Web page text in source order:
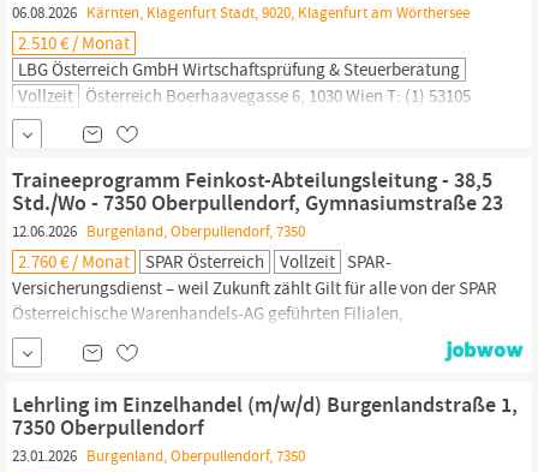
06.08.2026 Kärnten, Klagenfurt Stadt, 9020, Klagenfurt am Wörthersee
2.510 € / Monat
LBG Österreich GmbH Wirtschaftsprüfung & Steuerberatung
Vollzeit Österreich Boerhaavegasse 6, 1030 Wien T: (1) 53105
Online bewerben Job empfehlen LBG - Vielfalt an Branchen,
Rechtsformen, Unternehmensgrößen LBG Österreich Burgenland
• Eisenstadt • Großpetersdorf • Mattersburg • Neusiedl/See •
Oberpullendorf• Oberwart • Kärnten • Klagenfurt • Villach •
Wolfsberg • Niederösterreich • St. Pölten • Gänserndorf •...
Traineeprogramm Feinkost-Abteilungsleitung - 38,5
Std./Wo - 7350 Oberpullendorf, Gymnasiumstraße 23
12.06.2026 Burgenland, Oberpullendorf, 7350
2.760 € / Monat SPAR Österreich Vollzeit SPAR-
Versicherungsdienst – weil Zukunft zählt Gilt für alle von der SPAR
Österreichische Warenhandels-AG geführten Filialen,
Produktions- und Verwaltungseinheiten sowie für alle Märkte,
Produktions- und Verwaltungseinheiten der INTERSPAR
Gesellschaft m.b.H. und der Maximarkt Handels-Gesellschaft
m.b.H. Dienstort: 7350Oberpullendorf,Gymnasiumstraße 23...
Lehrling im Einzelhandel (m/w/d) Burgenlandstraße 1,
7350 Oberpullendorf
23.01.2026 Burgenland, Oberpullendorf, 7350